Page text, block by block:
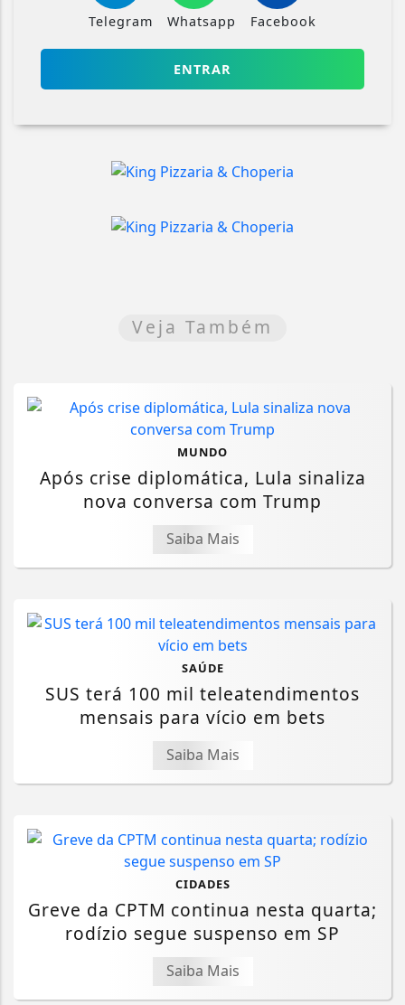
Telegram Whatsapp Facebook
ENTRAR
Veja Também
MUNDO
Após crise diplomática, Lula sinaliza
nova conversa com Trump
Saiba Mais
SAÚDE
SUS terá 100 mil teleatendimentos
mensais para vício em bets
Saiba Mais
CIDADES
Greve da CPTM continua nesta quarta;
rodízio segue suspenso em SP
Saiba Mais